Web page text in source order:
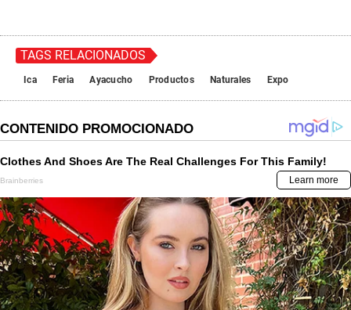
TAGS RELACIONADOS
Ica Feria Ayacucho Productos Naturales Expo